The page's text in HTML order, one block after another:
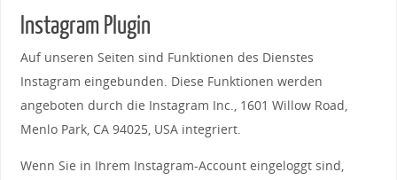
Instagram Plugin
Auf unseren Seiten sind Funktionen des Dienstes
Instagram eingebunden. Diese Funktionen werden
angeboten durch die Instagram Inc., 1601 Willow Road,
Menlo Park, CA 94025, USA integriert.
Wenn Sie in Ihrem Instagram-Account eingeloggt sind,